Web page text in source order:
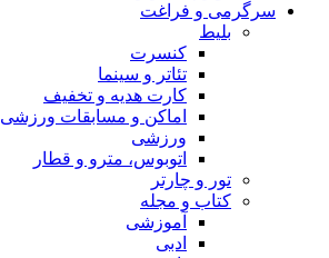
سرگرمی و فراغت
بلیط
کنسرت
تئاتر و سینما
کارت هدیه و تخفیف
اماکن و مسابقات ورزشی
ورزشی
اتوبوس، مترو و قطار
تور و چارتر
کتاب و مجله
آموزشی
ادبی